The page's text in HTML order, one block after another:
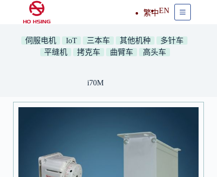
繁中EN
伺服电机 IoT 三本车 其他机种
多针车
平缝机
拷克车 曲臂车 高头车
i70M